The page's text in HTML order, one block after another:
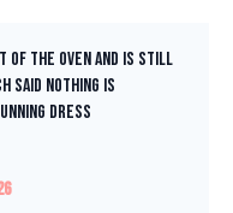
of the oven and is still
said nothing is
dress